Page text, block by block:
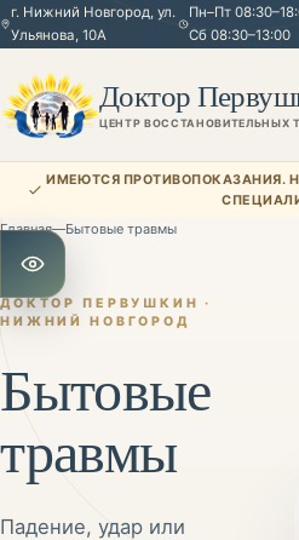
г. Нижний Новгород, ул.
Ульянова, 10А
Пн–Пт
Сб 08:30–13:00
Доктор
ЦЕНТР ВОССТАНОВИТЕЛЬНЫХ
Открыть настройки для
ИМЕЮТСЯ ПРОТИВОПОКАЗАНИЯ.
Главная—Бытовые травмы
ДОКТОР ПЕРВУШКИН ·
НИЖНИЙ НОВГОРОД
Бытовые
травмы
Падение, удар или